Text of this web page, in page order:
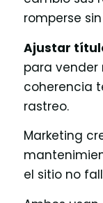
romperse
Ajustar
para vender
coherencia
rastreo.
Marketing
el sitio no